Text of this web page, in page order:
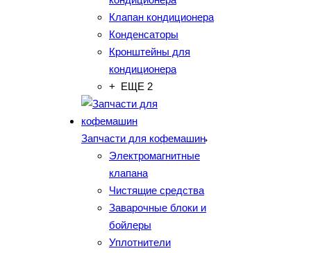
Клапан кондиционера
Конденсаторы
Кронштейны для
кондиционера
+ ЕЩЕ 2
Запчасти для кофемашин
Электромагнитные
клапана
Чистящие средства
Заварочные блоки и
бойлеры
Уплотнители